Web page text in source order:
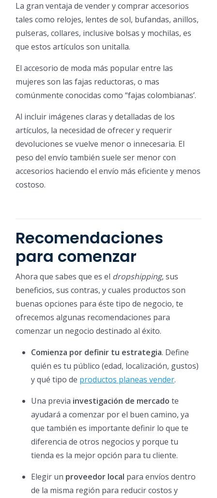
La gran ventaja de vender y comprar accesorios
tales como relojes, lentes de sol, bufandas, anillos,
pulseras, collares, inclusive bolsas y mochilas, es
que estos artículos son unitalla.
El accesorio de moda más popular entre las
mujeres son las fajas reductoras, o mas
comúnmente conocidas como “fajas colombianas’.
Al incluir imágenes claras y detalladas de los
artículos, la necesidad de ofrecer y requerir
devoluciones se vuelve menor o innecesaria. El
peso del envío también suele ser menor con
accesorios haciendo el envío más eficiente y menos
costoso.
Recomendaciones
para comenzar
Ahora que sabes que es el dropshipping, sus
beneficios, sus contras, y cuales productos son
buenas opciones para éste tipo de negocio, te
ofrecemos algunas recomendaciones para
comenzar un negocio destinado al éxito.
Comienza por definir tu estrategia. Define
quién es tu público (edad, localización, gustos)
y qué tipo de productos planeas vender.
Una previa investigación de mercado te
ayudará a comenzar por el buen camino, ya
que también es importante definir lo que te
diferencia de otros negocios y porque tu
tienda es la mejor opción para tu cliente.
Elegir un proveedor local para envíos dentro
de la misma región para reducir costos y